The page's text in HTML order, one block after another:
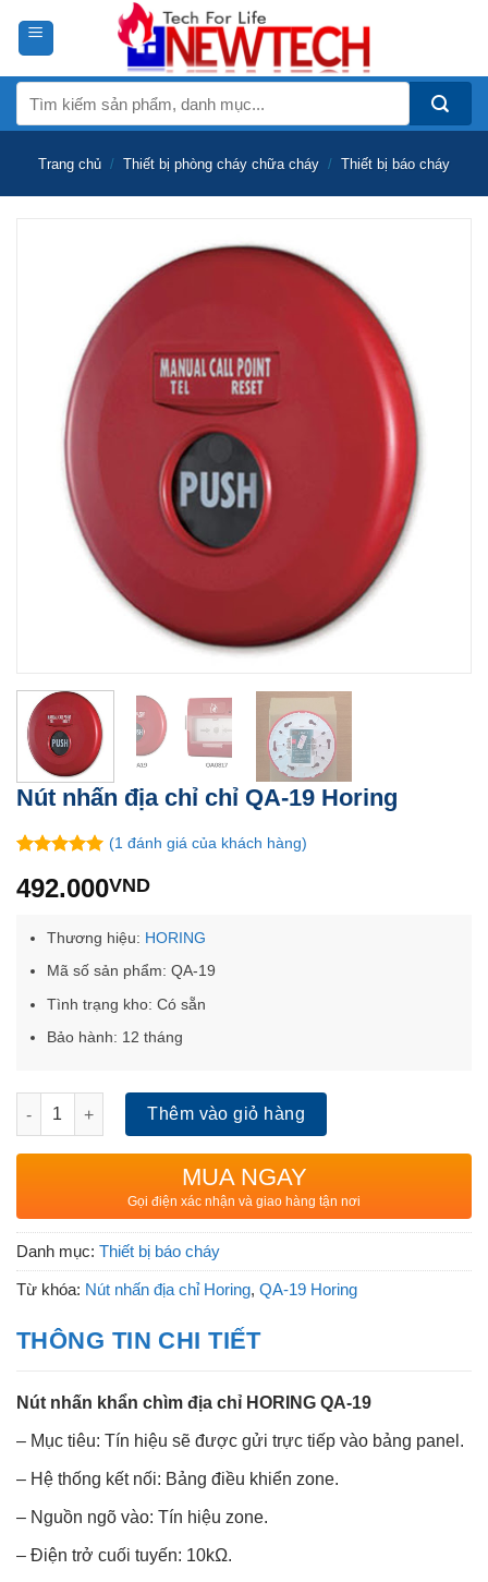
kiếm:
Trang chủ / Thiết bị phòng cháy chữa cháy / Thiết bị báo cháy
Nút nhấn địa chỉ chỉ QA-19 Horing
dựa trên
(1 đánh giá của khách hàng)
492.000VND
Thương hiệu: HORING
Mã số sản phẩm: QA-19
Tình trạng kho: Có sẵn
Bảo hành: 12 tháng
Nút nhấn địa chỉ chỉ QA-19 Horing số lượng
Thêm vào giỏ hàng
MUA NGAY
Gọi điện xác nhận và giao hàng tận nơi
Danh mục: Thiết bị báo cháy
Từ khóa: Nút nhấn địa chỉ Horing, QA-19 Horing
THÔNG TIN CHI TIẾT
Nút nhấn khẩn chìm địa chỉ HORING QA-19
– Mục tiêu: Tín hiệu sẽ được gửi trực tiếp vào bảng panel.
– Hệ thống kết nối: Bảng điều khiển zone.
– Nguồn ngõ vào: Tín hiệu zone.
– Điện trở cuối tuyến: 10kΩ.